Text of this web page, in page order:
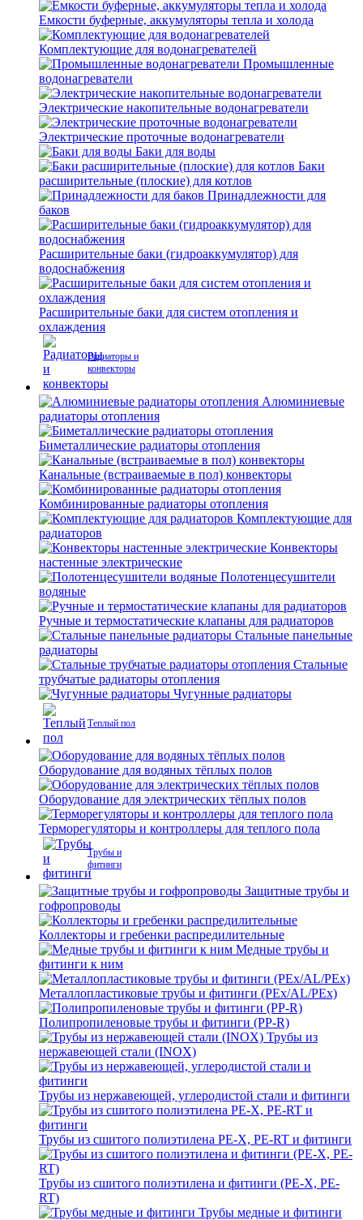
Емкости буферные, аккумуляторы тепла и холода
Комплектующие для водонагревателей
Промышленные
водонагреватели
Электрические накопительные водонагреватели
Электрические проточные водонагреватели
Баки для воды
Баки
расширительные (плоские) для котлов
Принадлежности для
баков
Расширительные баки (гидроаккумулятор) для
водоснабжения
Расширительные баки для систем отопления и
охлаждения
Радиаторы и
конвекторы
Алюминиевые
радиаторы отопления
Биметаллические радиаторы отопления
Канальные (встраиваемые в пол) конвекторы
Комбинированные радиаторы отопления
Комплектующие для
радиаторов
Конвекторы
настенные электрические
Полотенцесушители
водяные
Ручные и термостатические клапаны для радиаторов
Стальные панельные
радиаторы
Стальные
трубчатые радиаторы отопления
Чугунные радиаторы
Теплый пол
Оборудование для водяных тёплых полов
Оборудование для электрических тёплых полов
Терморегуляторы и контроллеры для теплого пола
Трубы и
фитинги
Защитные трубы и
гофропроводы
Коллекторы и гребенки распредилительные
Медные трубы и
фитинги к ним
Металлопластиковые трубы и фитинги (PEx/AL/PEx)
Полипропиленовые трубы и фитинги (PP-R)
Трубы из
нержавеющей стали (INOX)
Трубы из нержавеющей, углеродистой стали и фитинги
Трубы из сшитого полиэтилена PE-X, PE-RT и фитинги
Трубы из сшитого полиэтилена и фитинги (PE-X, PE-
RT)
Трубы медные и фитинги